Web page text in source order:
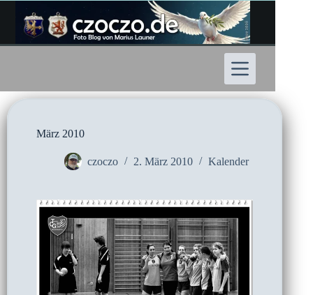
Inhalt
springen
März 2010
czoczo 2. März 2010 Kalender